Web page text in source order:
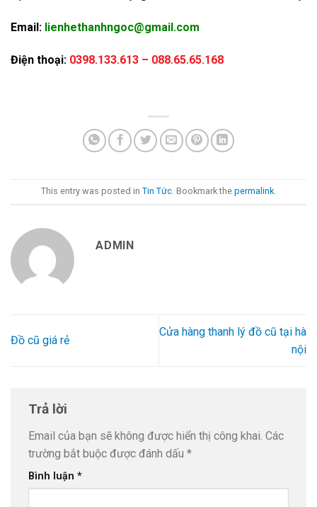
Email: lienhethanhngoc@gmail.com
Điện thoại: 0398.133.613 – 088.65.65.168
This entry was posted in Tin Tức. Bookmark the permalink.
ADMIN
Đồ cũ giá rẻ
Cửa hàng thanh lý đồ cũ tại hà
nội
Trả lời
Email của bạn sẽ không được hiển thị công khai. Các
trường bắt buộc được đánh dấu *
Bình luận *